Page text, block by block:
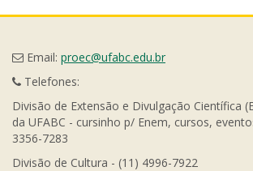
Email: proec@ufabc.edu.br
Telefones:
Divisão de Extensão e Divulgação Científica
da UFABC - cursinho p/ Enem, cursos,
3356-7283
Divisão de Cultura - (11) 4996-7922